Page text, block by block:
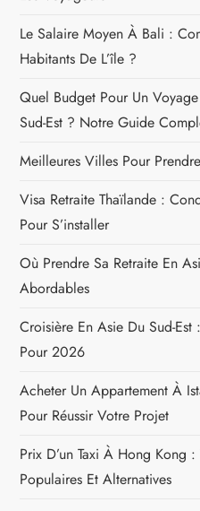
Le Salaire Moyen À Bali :
Habitants De L’île ?
Quel Budget Pour Un
Sud-Est ? Notre Guide
Meilleures Villes Pour
Visa Retraite Thaïlande :
Pour S’installer
Où Prendre Sa Retraite En
Abordables
Croisière En Asie Du Sud-
Pour 2026
Acheter Un Appartement À
Pour Réussir Votre Projet
Prix D’un Taxi À Hong Kong
Populaires Et Alternatives